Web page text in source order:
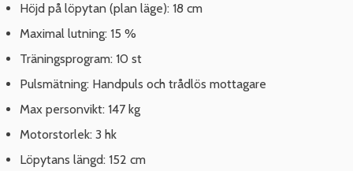
Höjd på löpytan (plan läge): 18 cm
Maximal lutning: 15 %
Träningsprogram: 10 st
Pulsmätning: Handpuls och trådlös mottagare
Max personvikt: 147 kg
Motorstorlek: 3 hk
Löpytans längd: 152 cm